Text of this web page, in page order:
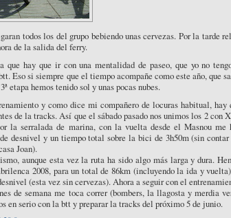
todos los del grupo bebiendo unas cervezas. Por la tarde
de la salida del ferry.
que hay que ir con una mentalidad de paseo, que yo no
Eso si siempre que el tiempo acompañe como este año, que
etapa hemos tenido sol y unas pocas nubes.
y como dice mi compañero de locuras habitual, hay
de la tracks. Así que el sábado pasado nos unimos los 2 con
la serralada de marina, con la vuelta desde el Masnou me
desnivel y un tiempo total sobre la bici de 3h50m (sin
Joan).
aunque esta vez la ruta ha sido algo más larga y dura.
2008, para un total de 86km (incluyendo la ida y
(esta vez sin cervezas). Ahora a seguir con el
de semana me toca correr (bombers, la llagosta y merdia
en serio con la btt y preparar la tracks del próximo 5 de junio.